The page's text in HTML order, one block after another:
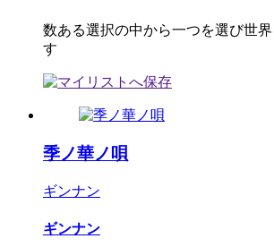
数ある選択の中から一つを選び世
す
季ノ華ノ唄
ギンナン
ギンナン